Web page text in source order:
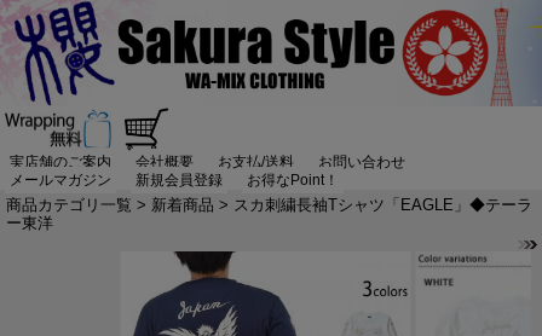
実店舗のご案内 会社概要 お支払/送料
お問い合わせ
メールマガジン
新規会員登録 お得なPoint！
商品カテゴリ一覧 > 新着商品 > スカ刺繍長袖Tシャツ「EAGLE」◆テーラ
ー東洋